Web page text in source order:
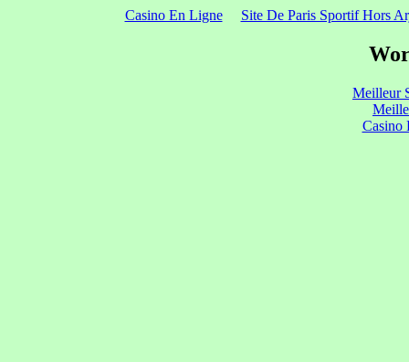
Casino En Ligne Site De Paris Sportif Hors
Meilleur
Casino